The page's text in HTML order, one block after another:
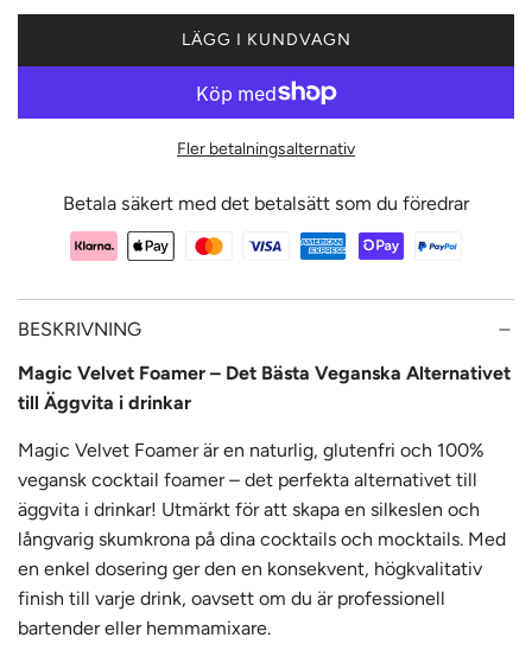
LÄGG I KUNDVAGN
L
D
A
.
Fler betalningsalternativ
Betala säkert med det betalsätt som du föredrar
BESKRIVNING
Magic Velvet Foamer – Det Bästa Veganska Alternativet
till Äggvita i drinkar
Magic Velvet Foamer är en naturlig, glutenfri och 100%
vegansk cocktail foamer – det perfekta alternativet till
äggvita i drinkar! Utmärkt för att skapa en silkeslen och
långvarig skumkrona på dina cocktails och mocktails. Med
en enkel dosering ger den en konsekvent, högkvalitativ
finish till varje drink, oavsett om du är professionell
bartender eller hemmamixare.